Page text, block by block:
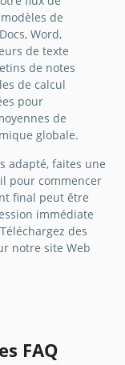
de
Word,
de texte
de notes
de calcul
pour
de
globale.
adapté, faites une
pour commencer
final peut être
immédiate
des
notre site Web
FAQ